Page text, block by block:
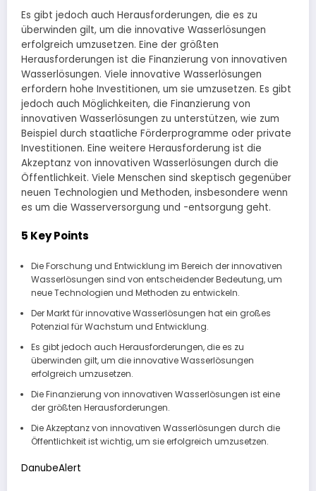
Es gibt jedoch auch Herausforderungen, die es zu
überwinden gilt, um die innovative Wasserlösungen
erfolgreich umzusetzen. Eine der größten
Herausforderungen ist die Finanzierung von innovativen
Wasserlösungen. Viele innovative Wasserlösungen
erfordern hohe Investitionen, um sie umzusetzen. Es gibt
jedoch auch Möglichkeiten, die Finanzierung von
innovativen Wasserlösungen zu unterstützen, wie zum
Beispiel durch staatliche Förderprogramme oder private
Investitionen. Eine weitere Herausforderung ist die
Akzeptanz von innovativen Wasserlösungen durch die
Öffentlichkeit. Viele Menschen sind skeptisch gegenüber
neuen Technologien und Methoden, insbesondere wenn
es um die Wasserversorgung und -entsorgung geht.
5 Key Points
Die Forschung und Entwicklung im Bereich der innovativen
Wasserlösungen sind von entscheidender Bedeutung, um
neue Technologien und Methoden zu entwickeln.
Der Markt für innovative Wasserlösungen hat ein großes
Potenzial für Wachstum und Entwicklung.
Es gibt jedoch auch Herausforderungen, die es zu
überwinden gilt, um die innovative Wasserlösungen
erfolgreich umzusetzen.
Die Finanzierung von innovativen Wasserlösungen ist eine
der größten Herausforderungen.
Die Akzeptanz von innovativen Wasserlösungen durch die
Öffentlichkeit ist wichtig, um sie erfolgreich umzusetzen.
DanubeAlert